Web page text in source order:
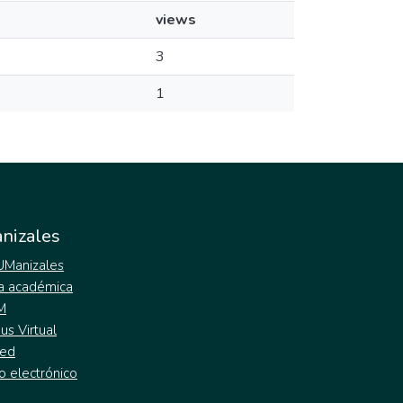
views
3
1
académica
Virtual
electrónico